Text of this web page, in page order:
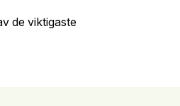
de viktigaste